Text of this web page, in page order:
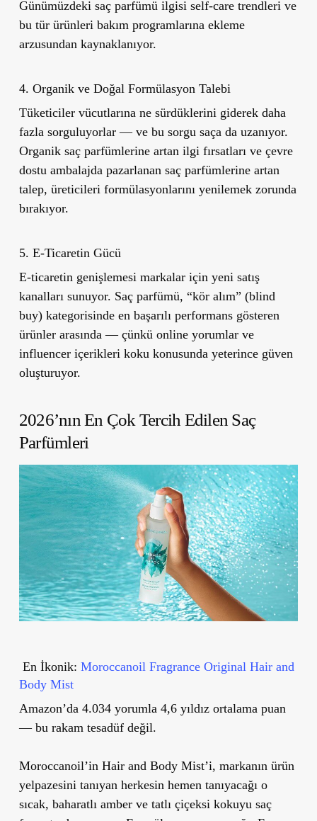
Günümüzdeki saç parfümü ilgisi self-care trendleri ve
bu tür ürünleri bakım programlarına ekleme
arzusundan kaynaklanıyor.
4. Organik ve Doğal Formülasyon Talebi
Tüketiciler vücutlarına ne sürdüklerini giderek daha
fazla sorguluyorlar — ve bu sorgu saça da uzanıyor.
Organik saç parfümlerine artan ilgi fırsatları ve çevre
dostu ambalajda pazarlanan saç parfümlerine artan
talep, üreticileri formülasyonlarını yenilemek zorunda
bırakıyor.
5. E-Ticaretin Gücü
E-ticaretin genişlemesi markalar için yeni satış
kanalları sunuyor. Saç parfümü, “kör alım” (blind
buy) kategorisinde en başarılı performans gösteren
ürünler arasında — çünkü online yorumlar ve
influencer içerikleri koku konusunda yeterince güven
oluşturuyor.
2026’nın En Çok Tercih Edilen Saç
Parfümleri
En İkonik: Moroccanoil Fragrance Original Hair and
Body Mist
Amazon’da 4.034 yorumla 4,6 yıldız ortalama puan
— bu rakam tesadüf değil.
Moroccanoil’in Hair and Body Mist’i, markanın ürün
yelpazesini tanıyan herkesin hemen tanıyacağı o
sıcak, baharatlı amber ve tatlı çiçeksi kokuyu saç